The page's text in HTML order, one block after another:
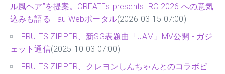
ル風ヘア”を提案。CREATEs presents IRC 2026 への意気
込みも語る - au Webポータル(2026-03-15 07:00)
FRUITS ZIPPER、新SG表題曲「JAM」MV公開 - ガジ
ェット通信(2025-10-03 07:00)
FRUITS ZIPPER、クレヨンしんちゃんとのコラボビ